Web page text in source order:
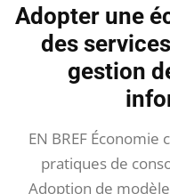
Adopter une
des
gestion
EN BREF
pratiques de
Adoption de